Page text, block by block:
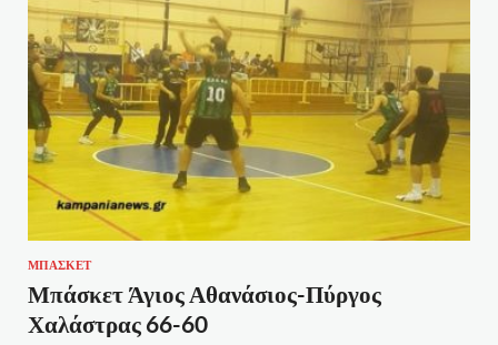
ΜΠΑΣΚΕΤ
Μπάσκετ Άγιος Αθανάσιος-Πύργος
Χαλάστρας 66-60